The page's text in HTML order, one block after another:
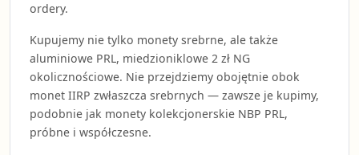
ordery.
Kupujemy nie tylko monety srebrne, ale także
aluminiowe PRL, miedzioniklowe 2 zł NG
okolicznościowe. Nie przejdziemy obojętnie obok
monet IIRP zwłaszcza srebrnych — zawsze je kupimy,
podobnie jak monety kolekcjonerskie NBP PRL,
próbne i współczesne.